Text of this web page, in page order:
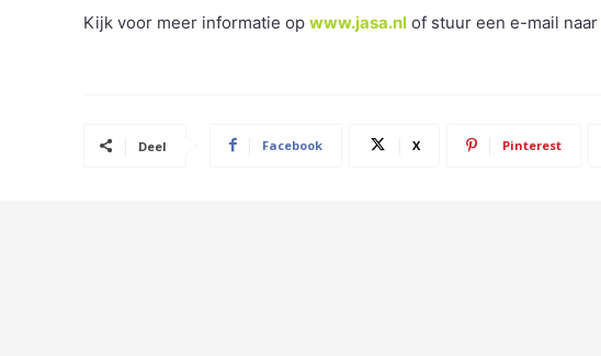
Kijk voor meer informatie op www.jasa.nl of stuur een e-mail naar
Deel Facebook X Pinterest